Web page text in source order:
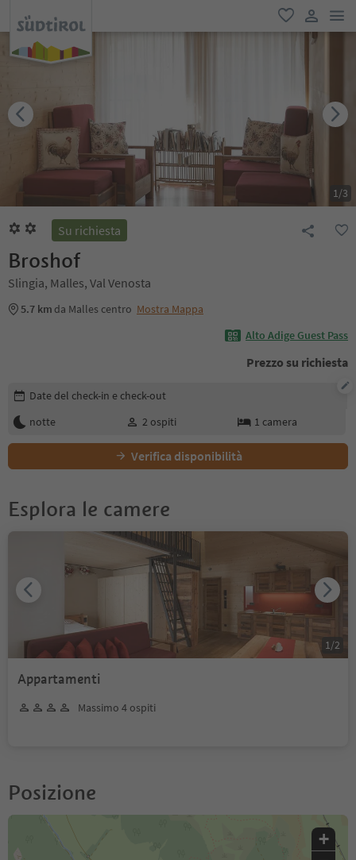
favoriti
user link
1/3
Su richiesta
Broshof
Slingia, Malles, Val Venosta
5.7 km da Malles centro Mostra Mappa
Alto Adige Guest Pass
Prezzo su richiesta
Modifica i dettagli della prenotazione
Date del check-in e check-out
notte
2 ospiti 1 camera
Verifica disponibilità
Esplora le camere
Appartamenti
Massimo 4 ospiti
1 /2
Posizione
+